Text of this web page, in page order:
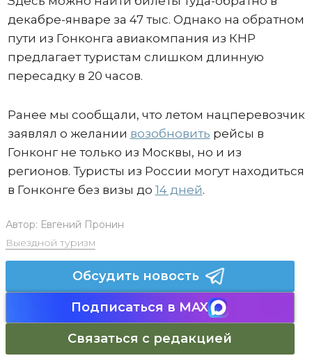
декабре-январе за 47 тыс. Однако на обратном
пути из Гонконга авиакомпания из КНР
предлагает туристам слишком длинную
пересадку в 20 часов.
Ранее мы сообщали, что летом нацперевозчик
заявлял о желании возобновить рейсы в
Гонконг не только из Москвы, но и из
регионов. Туристы из России могут находиться
в Гонконге без визы до 14 дней.
Автор: Евгений Пронин
Выездной туризм
Обсудить новость
Подписаться в MAX
Связаться с редакцией